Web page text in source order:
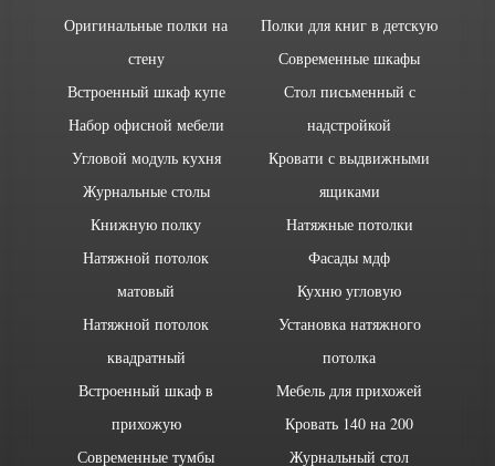
Оригинальные полки на
стену
Встроенный шкаф купе
Набор офисной мебели
Угловой модуль кухня
Журнальные столы
Книжную полку
Натяжной потолок
матовый
Натяжной потолок
квадратный
Полки для книг в детскую
Современные шкафы
Стол письменный с
надстройкой
Кровати с выдвижными
ящиками
Натяжные потолки
Фасады мдф
Кухню угловую
Установка натяжного
потолка
Встроенный шкаф в
прихожую
Современные тумбы
Мебель для прихожей
Кровать 140 на 200
Журнальный стол